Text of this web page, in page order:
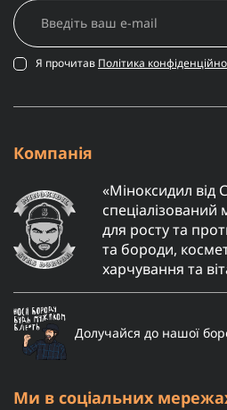
Я прочитав Політика
Компанія
«Міноксидил від
для росту та
та бороди,
харчування та
Долучайся до нашої
Ми в соціальних